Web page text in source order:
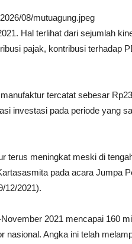
08/mutuagung.jpeg
Hal terlihat dari sejumlah
pajak, kontribusi terhadap
tercatat sebesar
investasi pada periode yang
terus meningkat meski di
pada acara Jumpa
12/2021).
2021 mencapai 160
nasional. Angka ini telah